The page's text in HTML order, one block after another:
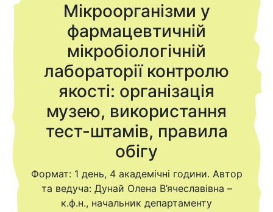
Мікроорганізми у
фармацевтичній
мікробіологічній
лабораторії контролю
якості: організація
музею, використання
тест-штамів, правила
обігу
Формат: 1 день, 4 академічні години. Автор
та ведуча: Дунай Олена В’ячеславівна –
к.ф.н., начальник департаменту